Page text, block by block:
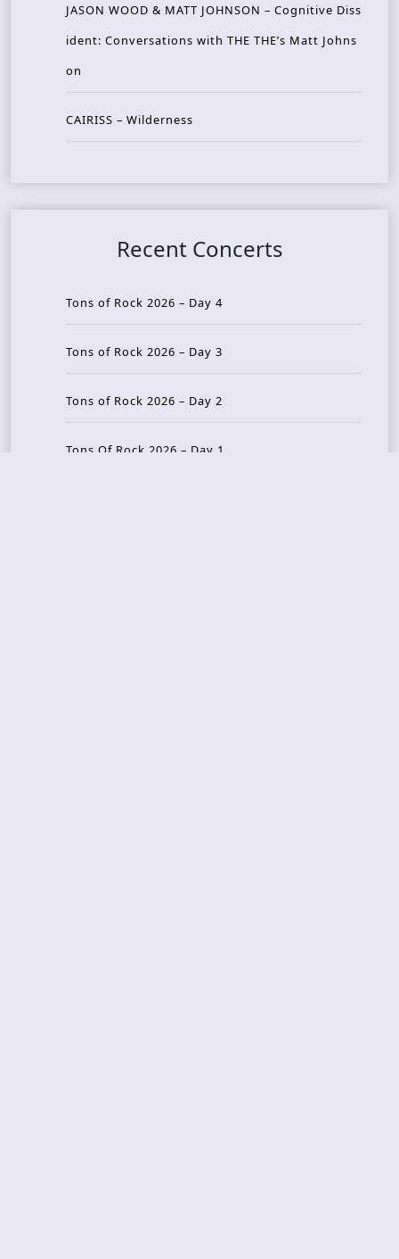
JASON WOOD & MATT JOHNSON – Cognitive Diss
ident: Conversations with THE THE’s Matt Johns
on
CAIRISS – Wilderness
Recent Concerts
Tons of Rock 2026 – Day 4
Tons of Rock 2026 – Day 3
Tons of Rock 2026 – Day 2
Tons Of Rock 2026 – Day 1